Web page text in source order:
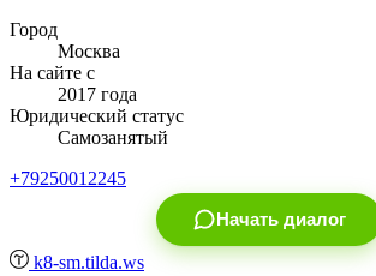
Город
Москва
На сайте с
2017 года
Юридический статус
Самозанятый
+79250012245
Начать диалог
k8-sm.tilda.ws